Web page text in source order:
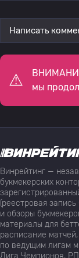
Написать
мы
Винрейтинг —
букмекерских
(реестровая
и обзоры
материалы для
расписание
по ведущим лигам
Лига Чемпионов,